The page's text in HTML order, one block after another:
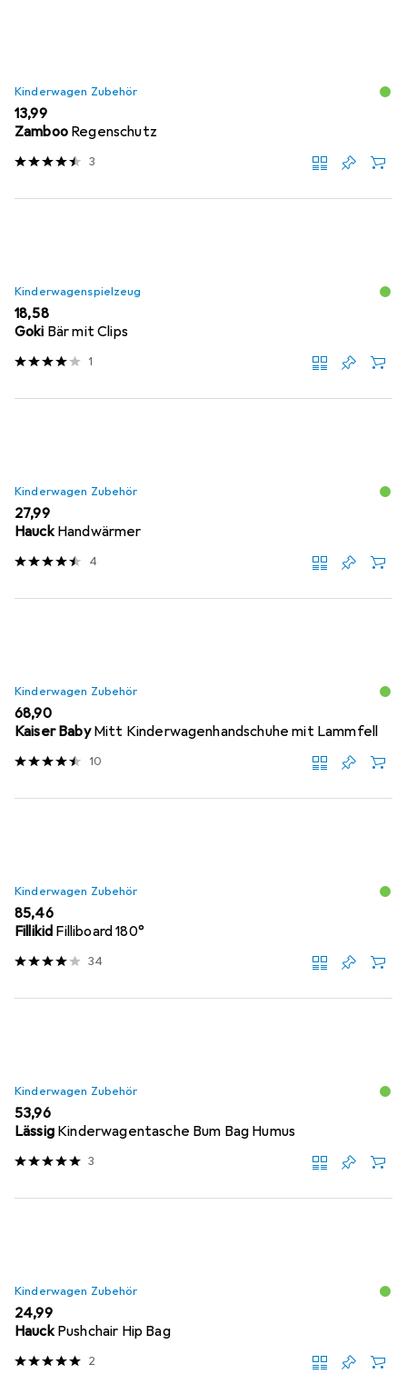
Kinderwagen Zubehör
EUR
13,99
Zamboo Regenschutz
3
Kinderwagenspielzeug
EUR
18,58
Goki Bär mit Clips
1
Kinderwagen Zubehör
EUR
27,99
Hauck Handwärmer
4
Kinderwagen Zubehör
EUR
68,90
Kaiser Baby Mitt Kinderwagenhandschuhe mit Lammfell
10
Kinderwagen Zubehör
EUR
85,46
Fillikid Filliboard 180°
34
Kinderwagen Zubehör
EUR
53,96
Lässig Kinderwagentasche Bum Bag Humus
3
Kinderwagen Zubehör
EUR
24,99
Hauck Pushchair Hip Bag
2